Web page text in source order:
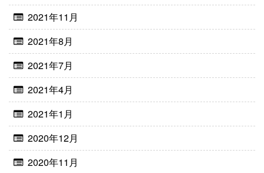
2021年11月
2021年8月
2021年7月
2021年4月
2021年1月
2020年12月
2020年11月